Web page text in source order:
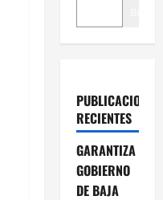
PUBLICACIONES
RECIENTES
GARANTIZA
GOBIERNO
DE BAJA